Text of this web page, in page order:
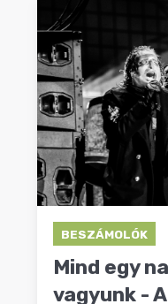
BESZÁMOLÓK
Mind egy
vagyunk -